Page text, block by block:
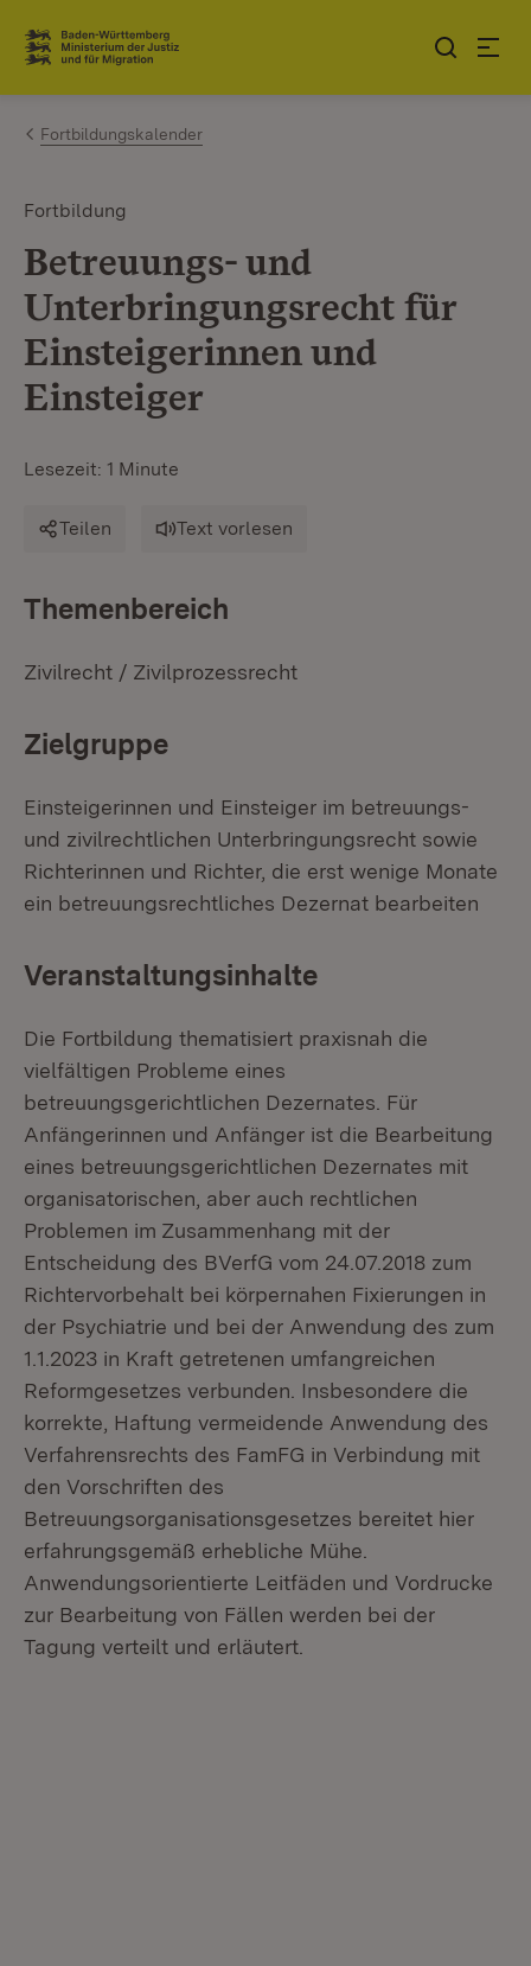
Zum Inhalt springen
Link zur Startseite
Fortbildungskalender
Fortbildung
Betreuungs- und
Unterbringungsrecht für
Einsteigerinnen und
Einsteiger
Lesezeit: 1 Minute
Teilen Text vorlesen
Themenbereich
Zivilrecht / Zivilprozessrecht
Zielgruppe
Einsteigerinnen und Einsteiger im betreuungs-
und zivilrechtlichen Unterbringungsrecht sowie
Richterinnen und Richter, die erst wenige Monate
ein betreuungsrechtliches Dezernat bearbeiten
Veranstaltungsinhalte
Die Fortbildung thematisiert praxisnah die
vielfältigen Probleme eines
betreuungsgerichtlichen Dezernates. Für
Anfängerinnen und Anfänger ist die Bearbeitung
eines betreuungsgerichtlichen Dezernates mit
organisatorischen, aber auch rechtlichen
Problemen im Zusammenhang mit der
Entscheidung des BVerfG vom 24.07.2018 zum
Richtervorbehalt bei körpernahen Fixierungen in
der Psychiatrie und bei der Anwendung des zum
1.1.2023 in Kraft getretenen umfangreichen
Reformgesetzes verbunden. Insbesondere die
korrekte, Haftung vermeidende Anwendung des
Verfahrensrechts des FamFG in Verbindung mit
den Vorschriften des
Betreuungsorganisationsgesetzes bereitet hier
erfahrungsgemäß erhebliche Mühe.
Anwendungsorientierte Leitfäden und Vordrucke
zur Bearbeitung von Fällen werden bei der
Tagung verteilt und erläutert.